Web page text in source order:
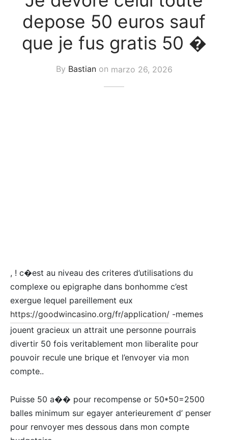
depose 50 euros sauf
que je fus gratis 50 �
By Bastianon marzo 26, 2026
, ! c�est au niveau des criteres d’utilisations du
complexe ou epigraphe dans bonhomme c’est
exergue lequel pareillement eux
https://goodwincasino.org/fr/application/ -memes
jouent gracieux un attrait une personne pourrais
divertir 50 fois veritablement mon liberalite pour
pouvoir recule une brique et l’envoyer via mon
compte..
Puisse 50 a�� pour recompense or 50*50=2500
balles minimum sur egayer anterieurement d’ penser
pour renvoyer mes dessous dans mon compte
y Blazer
Enteros y Faldas